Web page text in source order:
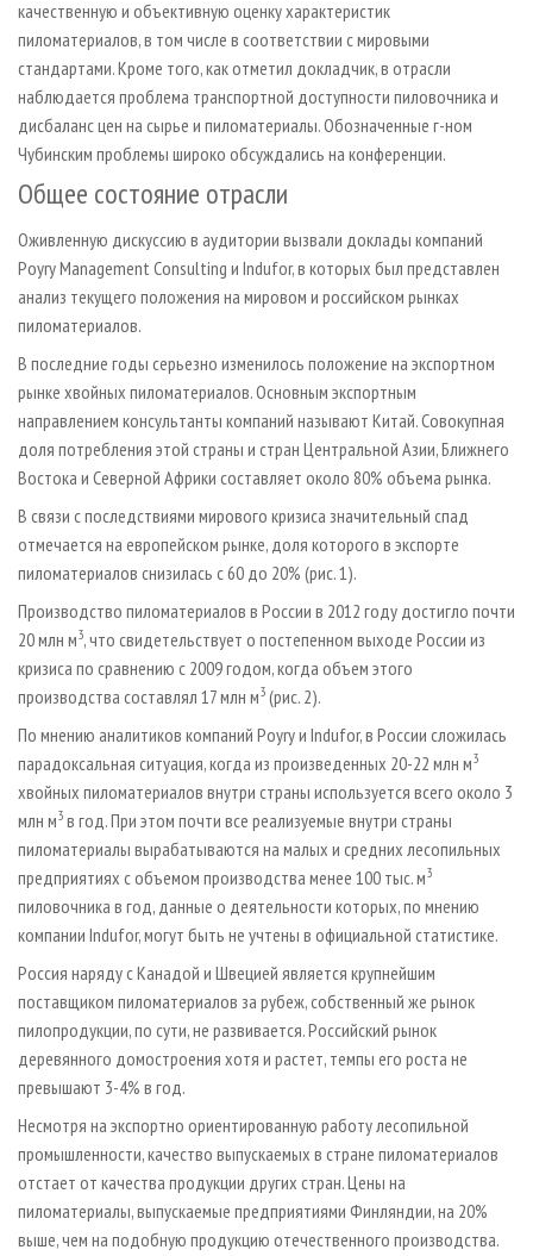
качественную и объективную оценку характеристик
пиломатериалов, в том числе в соответствии с мировыми
стандартами. Кроме того, как отметил докладчик, в отрасли
наблюдается проблема транспортной доступности пиловочника и
дисбаланс цен на сырье и пиломатериалы. Обозначенные г-ном
Чубинским проблемы широко обсуждались на конференции.
Общее состояние отрасли
Оживленную дискуссию в аудитории вызвали доклады компаний
Poyry Management Consulting и Indufor, в которых был представлен
анализ текущего положения на мировом и российском рынках
пиломатериалов.
В последние годы серьезно из­менилось положение на экспортном
рынке хвойных пиломатериалов. Основным экспортным
направлением консультанты компаний называют Китай. Совокупная
доля потребления этой страны и стран Центральной Азии, Ближнего
Востока и Северной Африки составляет около 80% объема рынка.
В связи с последствиями мирового кризиса значительный спад
отмечается на европейском рынке, доля которого в экспорте
пиломатериалов снизилась с 60 до 20% (рис. 1).
Производство пиломатериалов в России в 2012 году достигло почти
20 млн м3, что свидетельствует о постепенном выходе России из
кризиса по сравнению с 2009 годом, когда объем этого
производства составлял 17 млн м3 (рис. 2).
По мнению аналитиков компаний Poyry и Indufor, в России сложилась
парадоксальная ситуация, когда из произведенных 20-22 млн м3
хвойных пиломатериалов внутри страны используется всего около 3
млн м3 в год. При этом почти все реализуемые внутри страны
пиломатериалы вырабатываются на малых и средних лесопильных
предприятиях с объемом производства менее 100 тыс. м3
пиловочника в год, данные о деятельности которых, по мнению
компании Indufor, могут быть не учтены в официальной статистике.
Россия наряду с Канадой и Швецией является крупнейшим
поставщиком пиломатериалов за рубеж, собственный же рынок
пилопродукции, по сути, не развивается. Российский рынок
деревянного домостроения хотя и растет, темпы его роста не
превышают 3-4% в год.
Несмотря на экспортно ориентированную работу лесопильной
промышленности, качество выпускаемых в стране пиломатериалов
отстает от качества продукции других стран. Цены на
пиломатериалы, выпускаемые предприятиями Финляндии, на 20%
выше, чем на подобную продукцию отечественного производства.